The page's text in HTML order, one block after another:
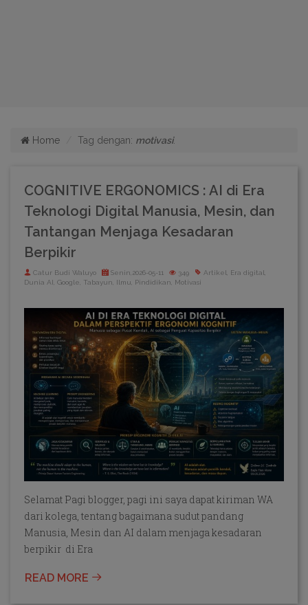
Home Tag dengan: motivasi.
COGNITIVE ERGONOMICS : AI di Era
Teknologi Digital Manusia, Mesin, dan
Tantangan Menjaga Kesadaran
Berpikir
Catur Budi Waluyo Senin,2026-05-11 349
Artikel, Era digital,
Dunia AI, Google, Tabayun, Ilmu, Pindidikan, Motivasi
Selamat Pagi blogger, pagi ini saya dapat kiriman WA
dari kolega, tentang bagaimana sudut pandang
Manusia, Mesin dan AI dalam menjaga kesadaran
berpikir di Era
READ MORE